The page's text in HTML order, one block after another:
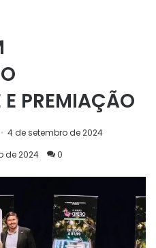
PREMIAÇÃO
4 de setembro de 2024
de 2024
0